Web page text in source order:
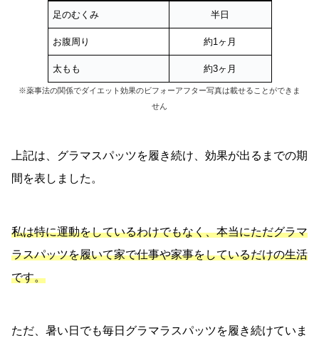
足のむくみ 半日
お腹周り 約1ヶ月
太もも 約3ヶ月
※薬事法の関係でダイエット効果のビフォーアフター写真は載せることができま
せん
上記は、グラマスパッツを履き続け、効果が出るまでの期
間を表しました。
私は特に運動をしているわけでもなく、本当にただグラマ
ラスパッツを履いて家で仕事や家事をしているだけの生活
です。
ただ、暑い日でも毎日グラマラスパッツを履き続けていま